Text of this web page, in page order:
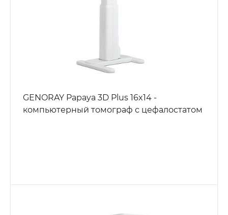
GENORAY Papaya 3D Plus 16x14 -
компьютерный томограф с цефалостатом